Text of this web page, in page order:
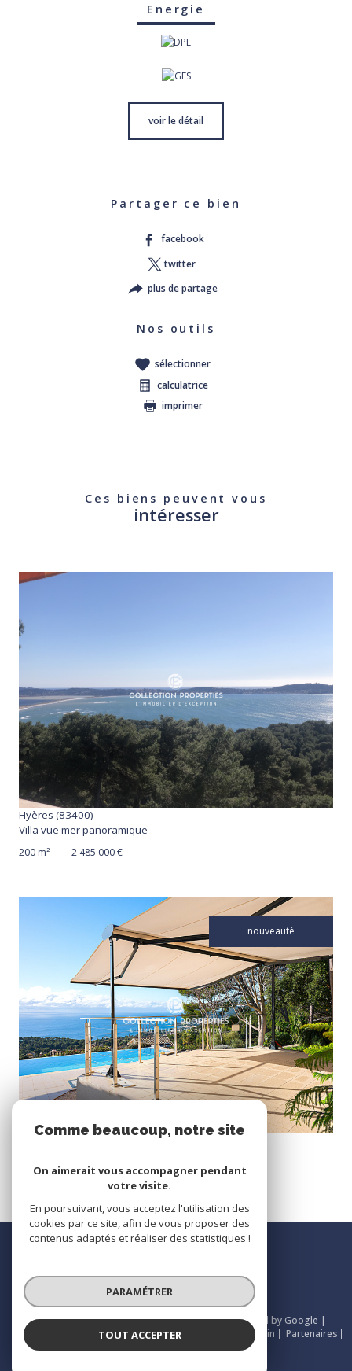
Energie
voir le détail
Partager ce bien
facebook
twitter
plus de partage
Nos outils
sélectionner
calculatrice
imprimer
Ces biens peuvent vous
intéresser
voir le bien
Hyères (83400)
Villa vue mer panoramique
200 m² - 2 485 000 €
nouveauté
voir le bien
260 m² - 1 995 000 €
Se
espace propriétaire
© 2026 | Tous droits réservés | Traduction powered by Google |
Nos honoraires
Plan du site Mentions légales Admin
Partenaires
Politique RGPD
Cookies
Comme beaucoup, notre site
On aimerait vous accompagner pendant
votre visite.
En poursuivant, vous acceptez l'utilisation des
cookies par ce site, afin de vous proposer des
contenus adaptés et réaliser des statistiques !
PARAMÉTRER
TOUT ACCEPTER